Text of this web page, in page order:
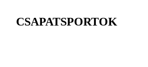
CSAPATSPORTOK